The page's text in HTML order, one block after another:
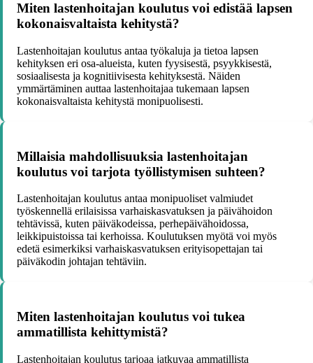
Miten lastenhoitajan koulutus voi edistää lapsen
kokonaisvaltaista kehitystä?
Lastenhoitajan koulutus antaa työkaluja ja tietoa lapsen
kehityksen eri osa-alueista, kuten fyysisestä, psyykkisestä,
sosiaalisesta ja kognitiivisesta kehityksestä. Näiden
ymmärtäminen auttaa lastenhoitajaa tukemaan lapsen
kokonaisvaltaista kehitystä monipuolisesti.
Millaisia mahdollisuuksia lastenhoitajan
koulutus voi tarjota työllistymisen suhteen?
Lastenhoitajan koulutus antaa monipuoliset valmiudet
työskennellä erilaisissa varhaiskasvatuksen ja päivähoidon
tehtävissä, kuten päiväkodeissa, perhepäivähoidossa,
leikkipuistoissa tai kerhoissa. Koulutuksen myötä voi myös
edetä esimerkiksi varhaiskasvatuksen erityisopettajan tai
päiväkodin johtajan tehtäviin.
Miten lastenhoitajan koulutus voi tukea
ammatillista kehittymistä?
Lastenhoitajan koulutus tarjoaa jatkuvaa ammatillista